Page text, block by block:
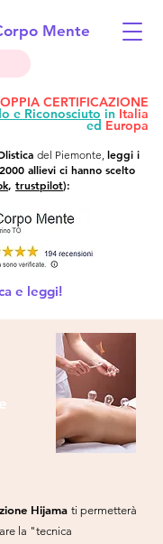
Mente
CERTIFICAZIONE
e Riconosciuto in Italia
ed Europa
del Piemonte, leggi i
allievi ci hanno scelto
, trustpilot):
e leggi!
Hijama ti permetterà
la "tecnica